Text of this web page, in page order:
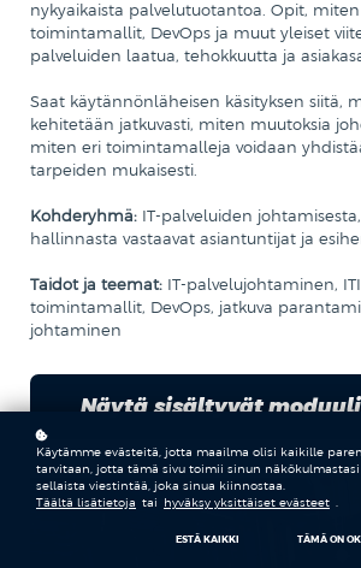
nykyaikaista palvelutuotantoa. Opit,
toimintamallit, DevOps ja muut yleiset
palveluiden laatua, tehokkuutta ja
Saat käytännönläheisen käsityksen siitä,
kehitetään jatkuvasti, miten muutoksia
miten eri toimintamalleja voidaan
tarpeiden mukaisesti.
Kohderyhmä: IT-palveluiden
hallinnasta vastaavat asiantuntijat ja
Taidot ja teemat: IT-palvelujohtaminen,
toimintamallit, DevOps, jatkuva
johtaminen
Näytä sisältyvät
Käytämme evästeitä, jotta maailma olisi kaikille
tarvitaan, jotta tämä sivu toimii sinun
sellaista viestintää, joka sinua kiinnostaa.
Täältä lisätietoja tai hyväksy yksittäiset evästeet
ESTÄ KAIKKI TÄMÄ ON